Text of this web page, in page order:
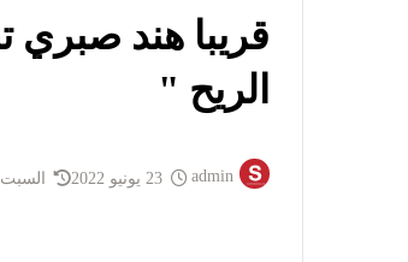
قريبا هند
الريح "
admin السبت 21 يناير 2023